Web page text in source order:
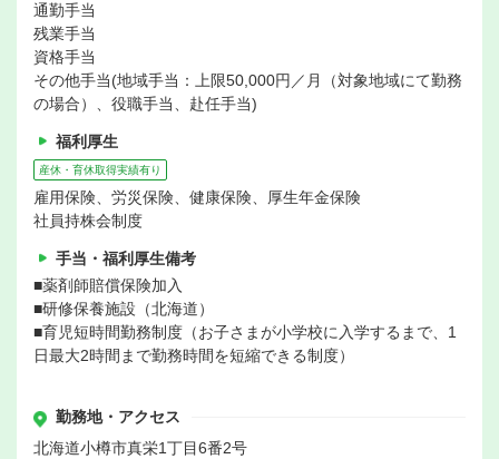
通勤手当
残業手当
資格手当
その他手当(地域手当：上限50,000円／月（対象地域にて勤務
の場合）、役職手当、赴任手当)
福利厚生
産休・育休取得実績有り
雇用保険、労災保険、健康保険、厚生年金保険
社員持株会制度
手当・福利厚生備考
■薬剤師賠償保険加入
■研修保養施設（北海道）
■育児短時間勤務制度（お子さまが小学校に入学するまで、1
日最大2時間まで勤務時間を短縮できる制度）
勤務地・アクセス
北海道小樽市真栄1丁目6番2号